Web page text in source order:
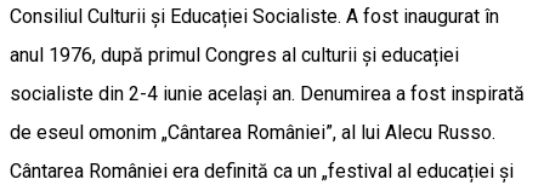
Consiliul Culturii și Educației Socialiste. A fost inaugurat în
anul 1976, după primul Congres al culturii și educației
socialiste din 2-4 iunie același an. Denumirea a fost inspirată
de eseul omonim „Cântarea României”, al lui Alecu Russo.
Cântarea României era definită ca un „festival al educației și